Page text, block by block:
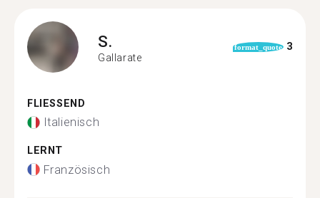
S.
Gallarate
format_quote 3
FLIESSEND
Italienisch
LERNT
Französisch